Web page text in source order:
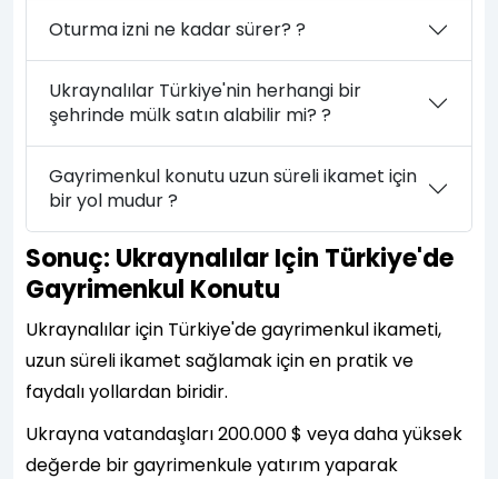
Oturma izni ne kadar sürer? ?
Ukraynalılar Türkiye'nin herhangi bir
şehrinde mülk satın alabilir mi? ?
Gayrimenkul konutu uzun süreli ikamet için
bir yol mudur ?
Sonuç: Ukraynalılar Için Türkiye'de
Gayrimenkul Konutu
Ukraynalılar için Türkiye'de gayrimenkul ikameti,
uzun süreli ikamet sağlamak için en pratik ve
faydalı yollardan biridir.
Ukrayna vatandaşları 200.000 $ veya daha yüksek
değerde bir gayrimenkule yatırım yaparak